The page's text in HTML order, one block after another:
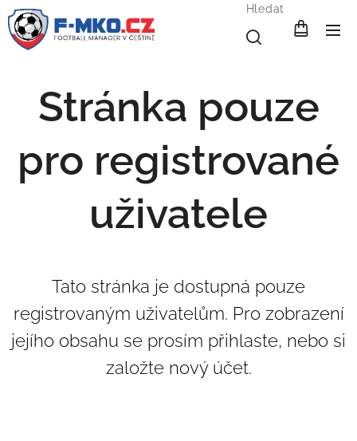
Hledat
Stránka pouze
pro registrované
uživatele
Tato stránka je dostupná pouze
registrovaným uživatelům. Pro zobrazení
jejího obsahu se prosím přihlaste, nebo si
založte nový účet.